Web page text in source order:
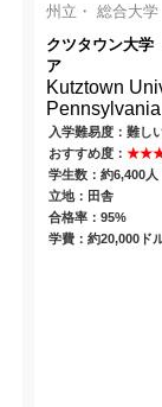
州立・ 総合大学
クツタウン大
ア
Kutztown
Pennsylvania
入学難易度：難し
おすすめ度：
学生数：約6,400人
立地：田舎
合格率：95%
学費：約20,000ド